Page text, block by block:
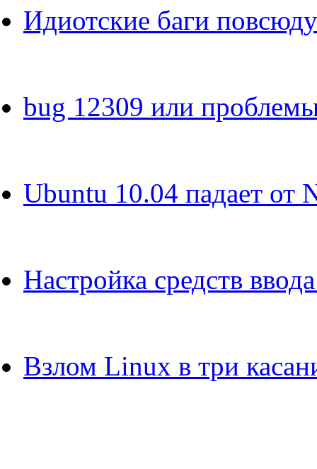
Идиотские баги
bug 12309 или
Ubuntu 10.04 падает от
Настройка средств
Взлом Linux в три